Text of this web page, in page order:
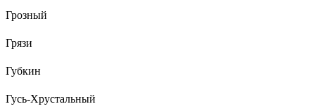
Грозный
Грязи
Губкин
Гусь-Хрустальный